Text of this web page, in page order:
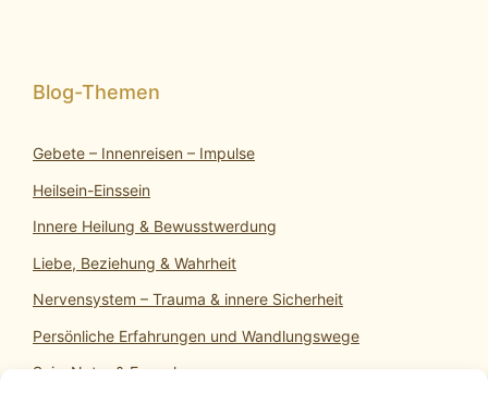
Gebete – Innenreisen – Impulse
Heilsein-Einssein
Innere Heilung & Bewusstwerdung
Liebe, Beziehung & Wahrheit
Nervensystem – Trauma & innere Sicherheit
Persönliche Erfahrungen und Wandlungswege
SeinsNatur & Erwachen